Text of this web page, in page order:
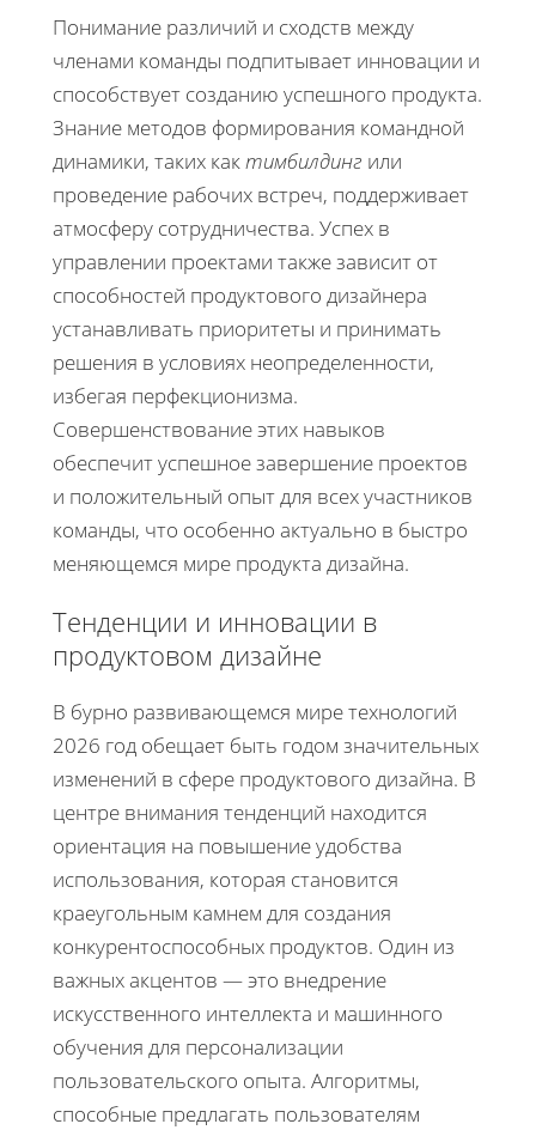
Понимание различий и сходств между
членами команды подпитывает инновации и
способствует созданию успешного продукта.
Знание методов формирования командной
динамики, таких кактимбилдинг или
проведение рабочих встреч, поддерживает
атмосферу сотрудничества. Успех в
управлении проектами также зависит от
способностей продуктового дизайнера
устанавливать приоритеты и принимать
решения в условиях неопределенности,
избегая перфекционизма.
Совершенствование этих навыков
обеспечит успешное завершение проектов
и положительный опыт для всех участников
команды, что особенно актуально в быстро
меняющемся мире продукта дизайна.
Тенденции и инновации в
продуктовом дизайне
В бурно развивающемся мире технологий
2026 год обещает быть годом значительных
изменений в сфере продуктового дизайна. В
центре внимания тенденций находится
ориентация на повышение удобства
использования, которая становится
краеугольным камнем для создания
конкурентоспособных продуктов. Один из
важных акцентов — это внедрение
искусственного интеллекта и машинного
обучения для персонализации
пользовательского опыта. Алгоритмы,
способные предлагать пользователям